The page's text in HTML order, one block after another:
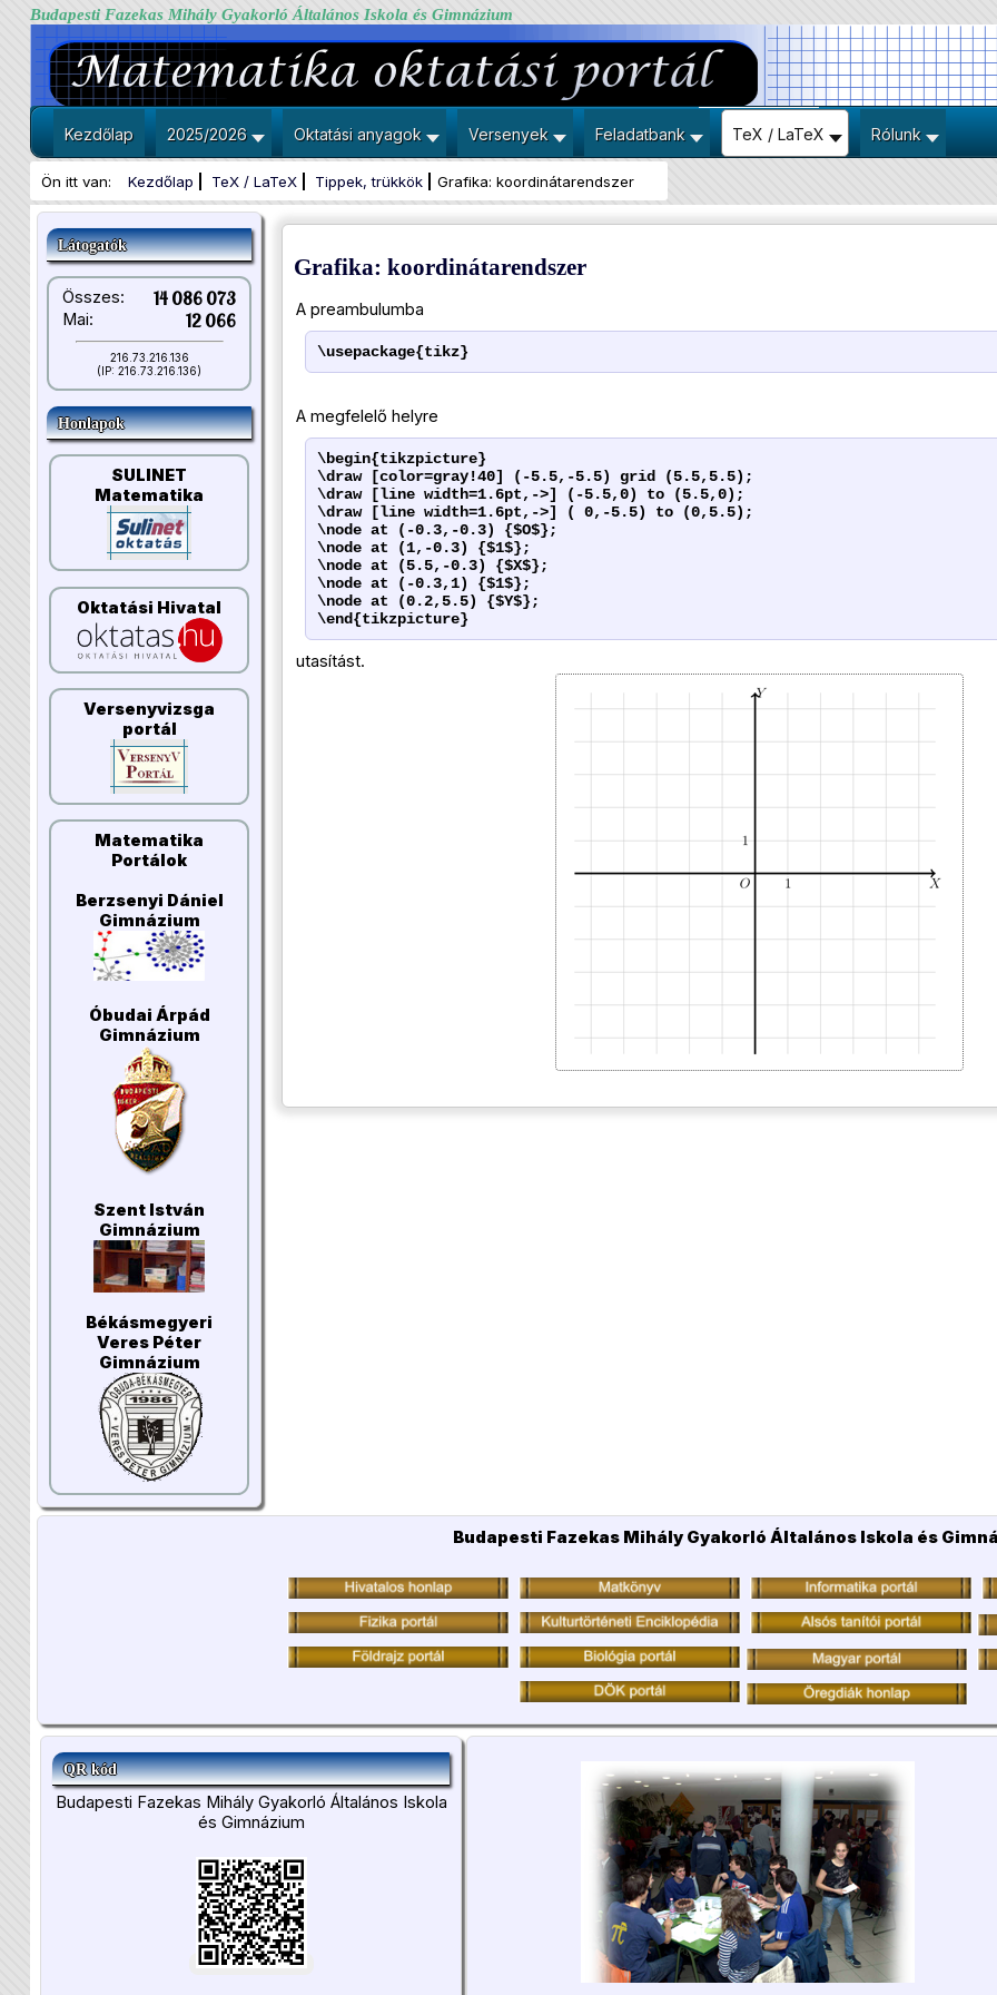
Budapesti Fazekas Mihály Gyakorló Általános Iskola és Gimnázium
Kezdőlap 2025/2026 Oktatási anyagok Versenyek Feladatbank TeX / LaTeX Rólunk
Ön itt van: Kezdőlap TeX / LaTeX Tippek, trükkök Grafika: koordinátarendszer
Látogatók
Összes: 14 086 073
Mai: 12 066
216.73.216.136
(IP: 216.73.216.136)
Honlapok
SULINET
Matematika
Oktatási Hivatal
Versenyvizsga
portál
Matematika
Portálok
Berzsenyi Dániel
Gimnázium
Óbudai Árpád
Gimnázium
Szent István
Gimnázium
Békásmegyeri
Veres Péter
Gimnázium
Grafika: koordinátarendszer
A preambulumba
\usepackage{tikz}
A megfelelő helyre
\begin{tikzpicture}
\draw [color=gray!40] (-5.5,-5.5) grid (5.5,5.5);
\draw [line width=1.6pt,->] (-5.5,0) to (5.5,0);
\draw [line width=1.6pt,->] ( 0,-5.5) to (0,5.5);
\node at (-0.3,-0.3) {$O$};
\node at (1,-0.3) {$1$};
\node at (5.5,-0.3) {$X$};
\node at (-0.3,1) {$1$};
\node at (0.2,5.5) {$Y$};
\end{tikzpicture}
utasítást.
Budapesti Fazekas Mihály Gyakorló Általános Iskola és
QR kód
Budapesti Fazekas Mihály Gyakorló Általános Iskola
és Gimnázium